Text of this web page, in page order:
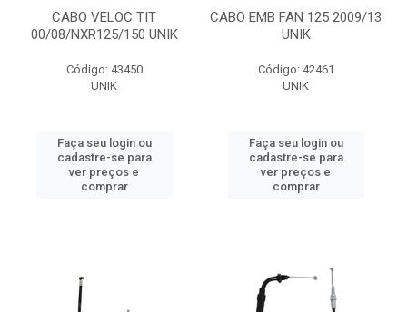
CABO VELOC TIT
00/08/NXR125/150 UNIK
Código: 43450
UNIK
Faça seu login ou
cadastre-se para
ver preços e
comprar
CABO EMB FAN 125 2009/13
UNIK
Código: 42461
UNIK
Faça seu login ou
cadastre-se para
ver preços e
comprar